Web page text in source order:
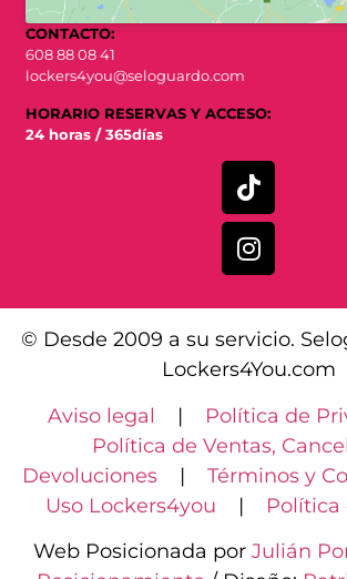
CONTACTO:
608 88 08 41
lockers4you@seloguardo.com
HORARIO RESERVAS Y ACCESO:
24 horas / 365días
© Desde 2009 a su servicio.
Lockers4You.com
Aviso legal | Política de
Política de Ventas,
Devoluciones| Términos y
Uso Lockers4you |
Política
Web Posicionada por Julián